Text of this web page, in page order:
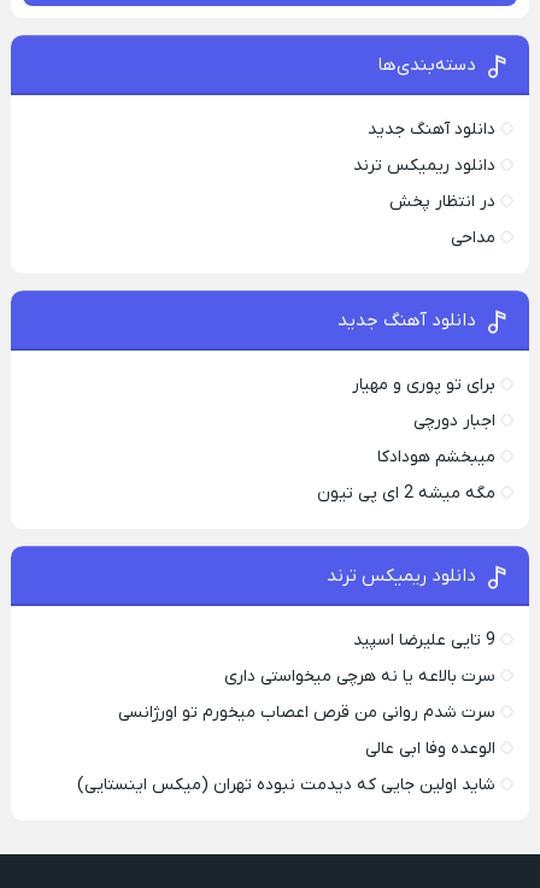
دسته‌بندی‌ها
دانلود آهنگ جدید
دانلود ریمیکس ترند
در انتظار پخش
مداحی
دانلود آهنگ جدید
برای تو پوری و مهیار
اجبار دورچی
میبخشم هودادکا
مگه میشه 2 ای پی تیون
دانلود ریمیکس ترند
9 تایی علیرضا اسپید
سرت بالاعه یا نه هرچی میخواستی داری
سرت شدم روانی من قرص اعصاب میخورم تو اورژانسی
الوعده وفا ابی عالی
شاید اولین جایی که دیدمت نبوده تهران (میکس اینستایی)